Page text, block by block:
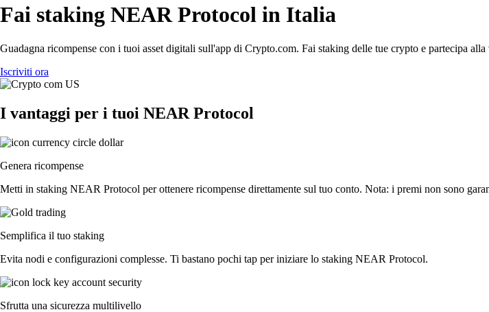
Fai staking NEAR Protocol in Italia
Guadagna ricompense con i tuoi asset digitali sull'app di Crypto.com. Fai staking delle tue crypto e partecipa
Iscriviti ora
I vantaggi per i tuoi NEAR Protocol
Genera ricompense
Metti in staking NEAR Protocol per ottenere ricompense direttamente sul tuo conto. Nota: i premi non sono
Semplifica il tuo staking
Evita nodi e configurazioni complesse. Ti bastano pochi tap per iniziare lo staking NEAR Protocol.
Sfrutta una sicurezza multilivello